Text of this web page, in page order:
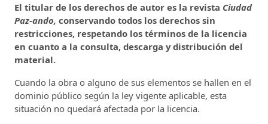
El titular de los derechos de autor es la revista Ciudad
Paz-ando, conservando todos los derechos sin
restricciones, respetando los términos de la licencia
en cuanto a la consulta, descarga y distribución del
material.
Cuando la obra o alguno de sus elementos se hallen en el
dominio público según la ley vigente aplicable, esta
situación no quedará afectada por la licencia.